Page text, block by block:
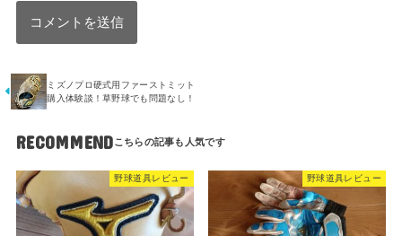
ミズノプロ硬式用ファーストミット
購入体験談！草野球でも問題なし！
RECOMMEND
野球道具レビュー 野球道具レビュー